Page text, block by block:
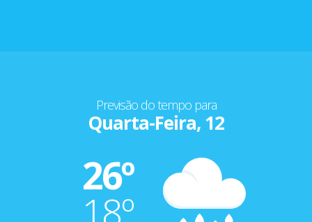
Previsão do tempo para
Quarta-Feira, 12
26º
18º